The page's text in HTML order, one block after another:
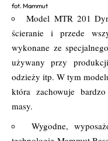
fot. Mammut
Model MTR 201
ścieranie i przede
wykonane ze
używany przy
odzieży itp. W tym
która zachowuje
masy.
Wygodne,